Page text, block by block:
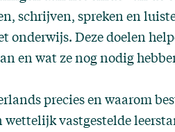
schrijven, spreken en
onderwijs. Deze doelen
en wat ze nog nodig
precies en waarom
vastgestelde